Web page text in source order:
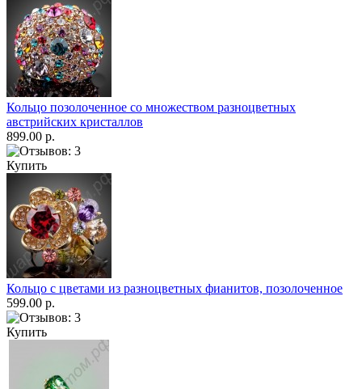
Кольцо позолоченное со множеством разноцветных
австрийских кристаллов
899.00 р.
Купить
Кольцо с цветами из разноцветных фианитов, позолоченное
599.00 р.
Купить